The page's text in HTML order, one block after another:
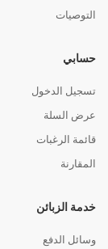
التوصيات
حسابي
تسجيل الدخول
عرض السلة
قائمة الرغبات
المقارنة
خدمة الزبائن
وسائل الدفع